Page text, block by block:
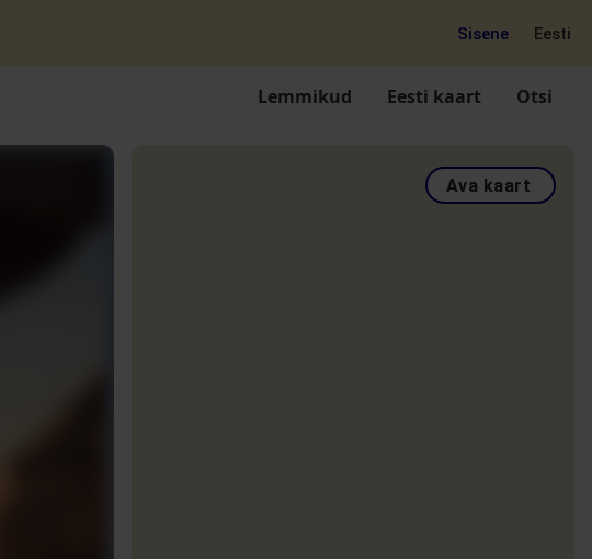
Sisene Eesti
Lemmikud Eesti kaart Otsi
Ava kaart